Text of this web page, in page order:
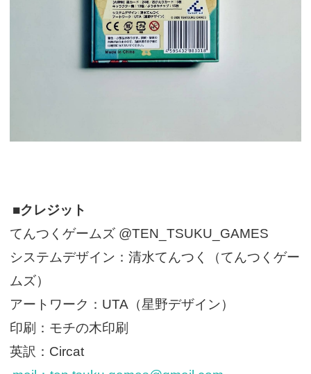
■クレジット
てんつくゲームズ @TEN_TSUKU_GAMES
システムデザイン：清水てんつく（てんつくゲー
ムズ）
アートワーク：UTA（星野デザイン）
印刷：モチの木印刷
英訳：Circat